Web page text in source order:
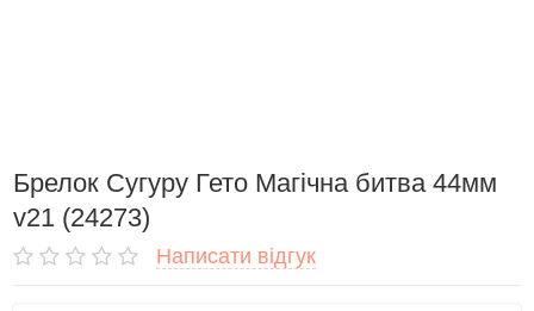
Брелок Сугуру Гето Магічна битва 44мм
v21 (24273)
Написати відгук